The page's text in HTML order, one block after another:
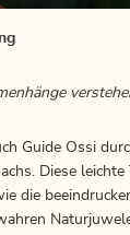
Guide Ossi
Diese
die